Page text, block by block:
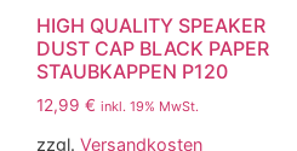
HIGH QUALITY SPEAKER
DUST CAP BLACK PAPER
STAUBKAPPEN P120
12,99 € inkl. 19% MwSt.
zzgl. Versandkosten